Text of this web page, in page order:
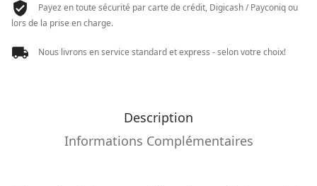
Payez en toute sécurité par carte de crédit, Digicash / Payconiq ou
lors de la prise en charge.
Nous livrons en service standard et express - selon votre choix!
Description
Informations Complémentaires